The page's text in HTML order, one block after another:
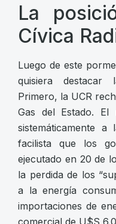
La
Cívica
Luego de este
quisiera destacar
Primero, la UCR
Gas del Estado. El
sistemáticamente
facilista que los
ejecutado en 20 de
la perdida de los
a la energía
importaciones de
comercial de U$S